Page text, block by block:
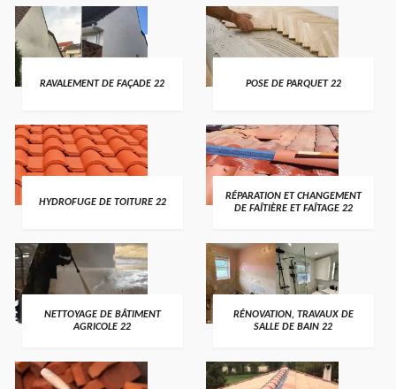
RAVALEMENT DE FAÇADE 22 POSE DE PARQUET 22
HYDROFUGE DE TOITURE 22
RÉPARATION ET CHANGEMENT
DE FAÎTIÈRE ET FAÎTAGE 22
NETTOYAGE DE BÂTIMENT
AGRICOLE 22
RÉNOVATION, TRAVAUX DE
SALLE DE BAIN 22